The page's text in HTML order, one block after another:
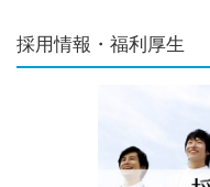
採用情報・福利厚生